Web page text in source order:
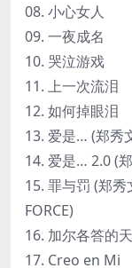
08. 小心女人
09. 一夜成名
10. 哭泣游戏
11. 上一次流泪
12. 如何掉眼泪
13. 爱是… (郑秀
14. 爱是… 2.0 (
15. 罪与罚 (郑
FORCE)
16. 加尔各答的
17. Creo en Mi